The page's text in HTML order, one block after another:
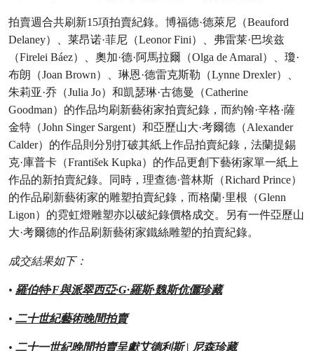
拍賣週合共刷新15項拍賣紀錄。博福德·德萊尼（Beauford
Delaney）、莱昂诺·菲尼（Leonor Fini）、弗雷莱·巴埃兹
（Firelei Báez）、奧加·德·阿馬拉爾（Olga de Amaral）、瓊·
布朗（Joan Brown）、琳恩·德雷克斯勒（Lynne Drexler）、
朱莉亚·乔（Julia Jo）和凱瑟琳·古德曼（Catherine
Goodman）的作品均刷新藝術家拍賣紀錄，而約翰·辛格·薩
金特（John Singer Sargent）和亞歷山大·考爾德（Alexander
Calder）的作品則分別打破其紙上作品拍賣紀錄，法蘭提錫
克·庫普卡（František Kupka）的作品更創下藝術家單一紙上
作品的新拍賣紀錄。同時，理查德·普林斯（Richard Prince）
的作品刷新藝術家的雕塑拍賣紀錄，而格蘭·里根（Glenn
Ligon）的霓虹燈雕塑亦以破紀錄價格成交。另有一件亞歷山
大·考爾德的作品刷新藝術家鐵絲雕塑的拍賣紀錄。
成交結果如下：
• 羅伯特·F與派翠西亞·G·羅斯·魏斯伉儷珍藏
• 二十世紀藝術晚間拍賣
• 二十一世紀晚間拍賣呈獻艾德利斯 | 尼森珍藏